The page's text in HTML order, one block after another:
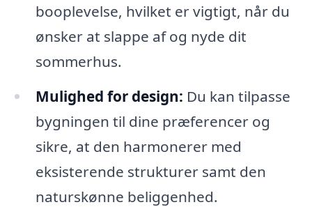
booplevelse, hvilket er vigtigt, når du
ønsker at slappe af og nyde dit
sommerhus.
Mulighed for design: Du kan tilpasse
bygningen til dine præferencer og
sikre, at den harmonerer med
eksisterende strukturer samt den
naturskønne beliggenhed.